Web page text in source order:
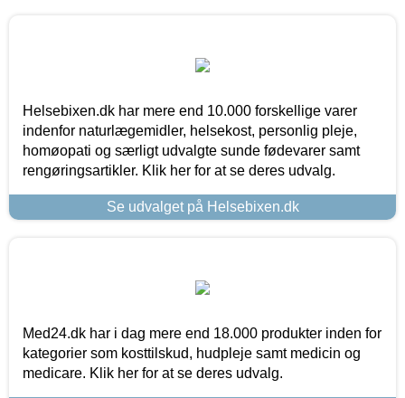
Helsebixen.dk har mere end 10.000 forskellige varer
indenfor naturlægemidler, helsekost, personlig pleje,
homøopati og særligt udvalgte sunde fødevarer samt
rengøringsartikler. Klik her for at se deres udvalg.
Se udvalget på Helsebixen.dk
Med24.dk har i dag mere end 18.000 produkter inden for
kategorier som kosttilskud, hudpleje samt medicin og
medicare. Klik her for at se deres udvalg.